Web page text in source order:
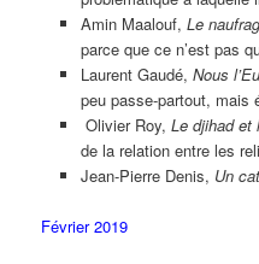
Amin Maalouf, Le
parce que ce n’est pas
Laurent Gaudé, Nous
peu passe-partout, mais
Olivier Roy, Le djihad et
de la relation entre les
Jean-Pierre Denis, Un
Février 2019